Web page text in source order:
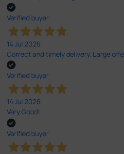
Verified buyer
14 Jul 2026
Correct and timely delivery. Large
Verified buyer
14 Jul 2026
Very Good!
Verified buyer